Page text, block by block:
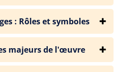
: Rôles et symboles
majeurs de l'œuvre